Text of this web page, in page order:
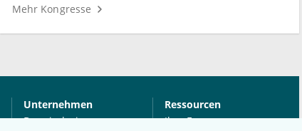
Mehr Kongresse
Unternehmen
Das sind wir
Ressourcen
Ihre Fragen